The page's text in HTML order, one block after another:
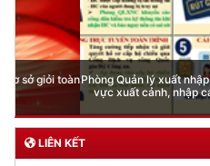
Phòng Quản lý xuất nhập cảnh:
vực xuất cảnh, nhập cảnh của
LIÊN KẾT